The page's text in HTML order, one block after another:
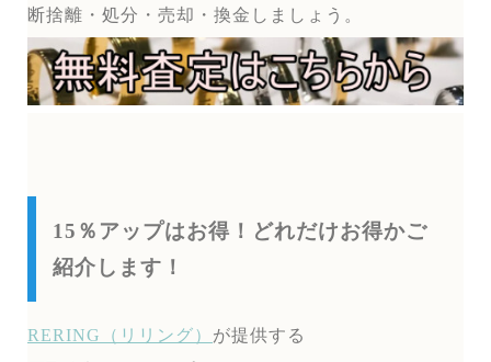
断捨離・処分・売却・換金しましょう。
15％アップはお得！どれだけお得かご
紹介します！
RERING（リリング） が提供する